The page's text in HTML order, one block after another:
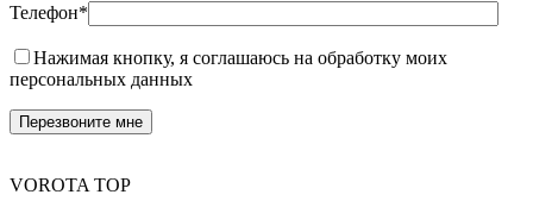
Телефон*
Нажимая кнопку, я соглашаюсь на обработку моих
персональных данных
VOROTA TOP